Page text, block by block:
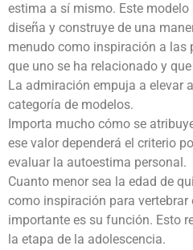
estima a sí mismo. Este modelo
diseña y construye de una
menudo como inspiración a las
que uno se ha relacionado y
La admiración empuja a elevar
categoría de modelos.
Importa mucho cómo se
ese valor dependerá el criterio
evaluar la autoestima personal.
Cuanto menor sea la edad de
como inspiración para
importante es su función. Esto
la etapa de la adolescencia.